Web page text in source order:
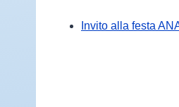
Invito alla festa